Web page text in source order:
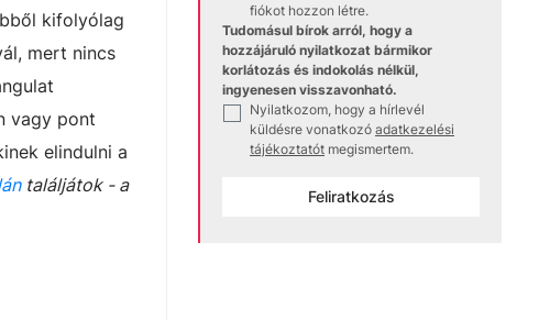
kifolyólag
mert nincs
vagy pont
elindulni a
találjátok - a
fiókot hozzon létre.
Tudomásul bírok arról, hogy a
hozzájáruló nyilatkozat bármikor
korlátozás és indokolás nélkül,
ingyenesen visszavonható.
Nyilatkozom, hogy a hírlevél
küldésre vonatkozó adatkezelési
tájékoztatót megismertem.
Feliratkozás